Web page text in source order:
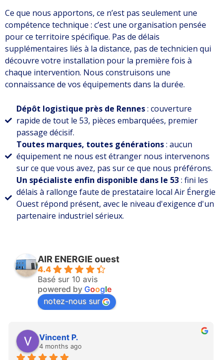
Ce que nous apportons, ce n’est pas seulement une
compétence technique : c’est une organisation pensée
pour ce territoire spécifique. Pas de délais
supplémentaires liés à la distance, pas de technicien qui
découvre votre installation pour la première fois à
chaque intervention. Nous construisons une
connaissance de vos équipements dans la durée.
Dépôt logistique près de Rennes: couverture
rapide de tout le 53, pièces embarquées, premier
passage décisif.
Toutes marques, toutes générations: aucun
équipement ne nous est étranger nous intervenons
sur ce que vous avez, pas sur ce que nous préférons.
Un spécialiste enfin disponible dans le 53: fini les
délais à rallonge faute de prestataire local Air Énergie
Ouest répond présent, avec le niveau d'exigence d'un
partenaire industriel sérieux.
AIR ENERGIE ouest
4.4
Basé sur 10 avis
powered by Google
notez-nous sur
Vincent P.
4 months ago